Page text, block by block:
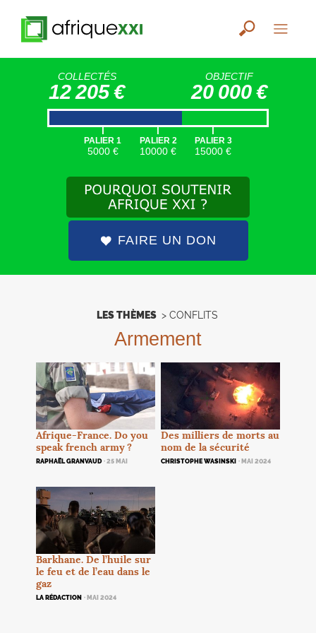
COLLECTÉS
12 205 €
OBJECTIF
20 000 €
|
PALIER 1
5000 €
|
PALIER 2
10000 €
|
PALIER 3
15000 €
FAIRE UN DON
LES THÈMES > CONFLITS
Armement
Afrique-France. Do you
speak french army?
RAPHAËL GRANVAUD · 25 MAI
Des milliers de morts au
nom de la sécurité
CHRISTOPHE WASINSKI · MAI 2024
Barkhane. De l’huile sur
le feu et de l’eau dans le
gaz
LA RÉDACTION · MAI 2024